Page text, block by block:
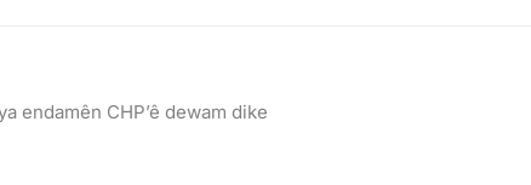
endamên CHP’ê dewam dike